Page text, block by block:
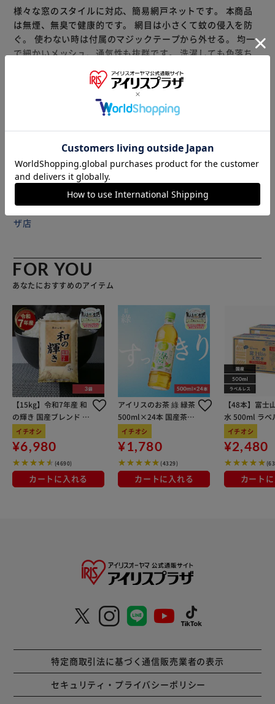
様々な窓のスタイルに対応、簡易網戸ネットです。 本商品
は無煙、無臭で健康的です。 網目は小さくて蚊の侵入を防
ぐ。 使わない時は付属のマジックテープから外せる。 均一
で細かいメッシュ、通気性も抜群です。 洗濯しても色落ち
ット*1、マジックテープ*1, サイズ: 約1.5*2m, 色: 黒, ※本
商品の色やデザイン又は記載している商品仕様は、予告なく
変更される場合がございます。 ※本商品のご使用時に生じ
もっと見る
※製品は予告なく仕様を変更する場合がございます。あらか
じめご了承ください。
販売元(特定商取引法に基づく表記)：三重通信 アイリスプラ
ザ店
FOR YOU
あなたにおすすめのアイテム
【15kg】令和7年産 和
の輝き 国産ブレンド 5
kg×3袋
イチオシ
¥6,980
(4690)
カートに入れる
アイリスのお茶 綠 緑茶
500ml×24本 国産茶葉
100％使用
イチオシ
¥1,780
(4329)
カートに入れる
【48本】富士
水 500ml ラベ
イチオシ
¥2,480
カート
特定商取引法に基づく通信販売業者の表示
セキュリティ・プライバシーポリシー